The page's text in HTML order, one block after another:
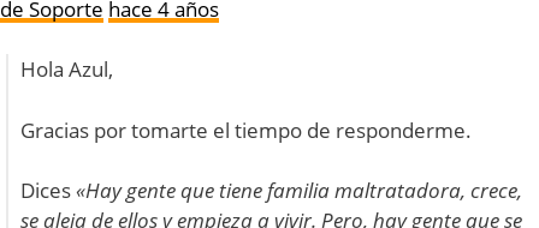
de Soporte hace 4 años
Hola Azul,
Gracias por tomarte el tiempo de responderme.
Dices«Hay gente que tiene familia maltratadora, crece,
se aleja de ellos y empieza a vivir. Pero, hay gente que se